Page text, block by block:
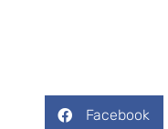
Facebook